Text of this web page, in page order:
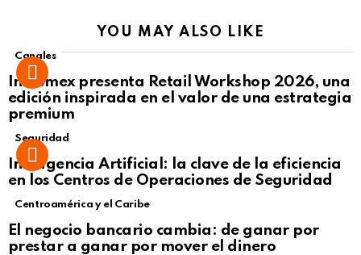
YOU MAY ALSO LIKE
Canales
Intcomex presenta Retail Workshop 2026, una
edición inspirada en el valor de una estrategia
premium
Seguridad
Inteligencia Artificial: la clave de la eficiencia
en los Centros de Operaciones de Seguridad
Centroamérica y el Caribe
El negocio bancario cambia: de ganar por
prestar a ganar por mover el dinero